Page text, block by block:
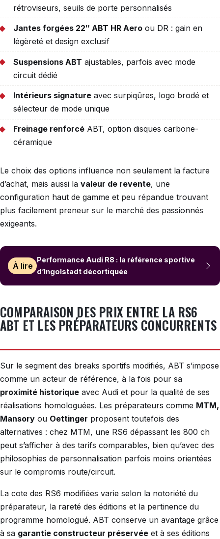
rétroviseurs, seuils de porte personnalisés
Jantes forgées 22″ ABT HR Aero ou DR : gain en
légèreté et design exclusif
Suspensions ABT ajustables, parfois avec mode
circuit dédié
Intérieurs signature avec surpiqûres, logo brodé et
sélecteur de mode unique
Freinage renforcé ABT, option disques carbone-
céramique
Le choix des options influence non seulement la facture
d’achat, mais aussi la valeur de revente, une
configuration haut de gamme et peu répandue trouvant
plus facilement preneur sur le marché des passionnés
exigeants.
À lire
Performance Audi R8 : la référence sportive
d’Ingolstadt décortiquée
COMPARAISON DES PRIX ENTRE LA RS6
ABT ET LES PRÉPARATEURS CONCURRENTS
Sur le segment des breaks sportifs modifiés, ABT s’impose
comme un acteur de référence, à la fois pour sa
proximité historique avec Audi et pour la qualité de ses
réalisations homologuées. Les préparateurs comme MTM,
Mansory ou Oettinger proposent toutefois des
alternatives : chez MTM, une RS6 dépassant les 800 ch
peut s’afficher à des tarifs comparables, bien qu’avec des
philosophies de personnalisation parfois moins orientées
sur le compromis route/circuit.
La cote des RS6 modifiées varie selon la notoriété du
préparateur, la rareté des éditions et la pertinence du
programme homologué. ABT conserve un avantage grâce
à sa garantie constructeur préservée et à ses éditions